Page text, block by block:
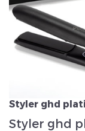
Veuillez réinitialiser
Styler ghd
Styler ghd